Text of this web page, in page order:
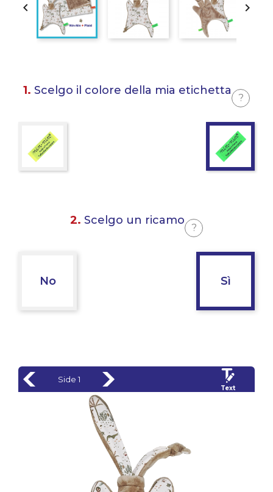
 
1. Scelgo il colore della mia etichetta
?
2. Scelgo un ricamo
?
No Sì
Side 1
Text